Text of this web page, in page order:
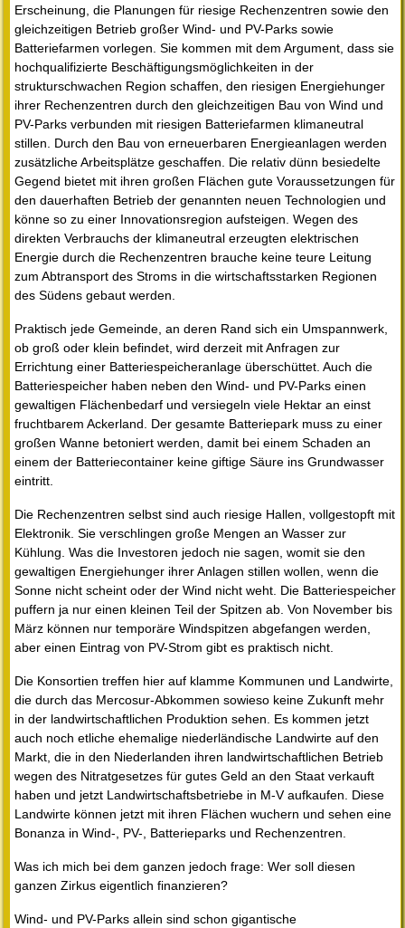
Erscheinung, die Planungen für riesige Rechenzentren sowie den
gleichzeitigen Betrieb großer Wind- und PV-Parks sowie
Batteriefarmen vorlegen. Sie kommen mit dem Argument, dass sie
hochqualifizierte Beschäftigungsmöglichkeiten in der
strukturschwachen Region schaffen, den riesigen Energiehunger
ihrer Rechenzentren durch den gleichzeitigen Bau von Wind und
PV-Parks verbunden mit riesigen Batteriefarmen klimaneutral
stillen. Durch den Bau von erneuerbaren Energieanlagen werden
zusätzliche Arbeitsplätze geschaffen. Die relativ dünn besiedelte
Gegend bietet mit ihren großen Flächen gute Voraussetzungen für
den dauerhaften Betrieb der genannten neuen Technologien und
könne so zu einer Innovationsregion aufsteigen. Wegen des
direkten Verbrauchs der klimaneutral erzeugten elektrischen
Energie durch die Rechenzentren brauche keine teure Leitung
zum Abtransport des Stroms in die wirtschaftsstarken Regionen
des Südens gebaut werden.
Praktisch jede Gemeinde, an deren Rand sich ein Umspannwerk,
ob groß oder klein befindet, wird derzeit mit Anfragen zur
Errichtung einer Batteriespeicheranlage überschüttet. Auch die
Batteriespeicher haben neben den Wind- und PV-Parks einen
gewaltigen Flächenbedarf und versiegeln viele Hektar an einst
fruchtbarem Ackerland. Der gesamte Batteriepark muss zu einer
großen Wanne betoniert werden, damit bei einem Schaden an
einem der Batteriecontainer keine giftige Säure ins Grundwasser
eintritt.
Die Rechenzentren selbst sind auch riesige Hallen, vollgestopft mit
Elektronik. Sie verschlingen große Mengen an Wasser zur
Kühlung. Was die Investoren jedoch nie sagen, womit sie den
gewaltigen Energiehunger ihrer Anlagen stillen wollen, wenn die
Sonne nicht scheint oder der Wind nicht weht. Die Batteriespeicher
puffern ja nur einen kleinen Teil der Spitzen ab. Von November bis
März können nur temporäre Windspitzen abgefangen werden,
aber einen Eintrag von PV-Strom gibt es praktisch nicht.
Die Konsortien treffen hier auf klamme Kommunen und Landwirte,
die durch das Mercosur-Abkommen sowieso keine Zukunft mehr
in der landwirtschaftlichen Produktion sehen. Es kommen jetzt
auch noch etliche ehemalige niederländische Landwirte auf den
Markt, die in den Niederlanden ihren landwirtschaftlichen Betrieb
wegen des Nitratgesetzes für gutes Geld an den Staat verkauft
haben und jetzt Landwirtschaftsbetriebe in M-V aufkaufen. Diese
Landwirte können jetzt mit ihren Flächen wuchern und sehen eine
Bonanza in Wind-, PV-, Batterieparks und Rechenzentren.
Was ich mich bei dem ganzen jedoch frage: Wer soll diesen
ganzen Zirkus eigentlich finanzieren?
Wind- und PV-Parks allein sind schon gigantische